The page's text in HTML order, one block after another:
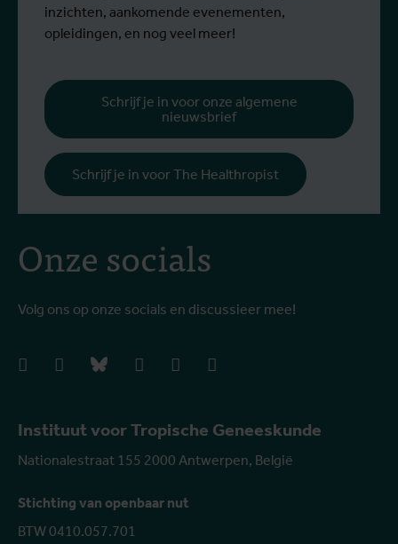
Instituut voor Tropische Geneeskunde
Nationalestraat 155 2000 Antwerpen, België
Stichting van openbaar nut
BTW 0410.057.701
Onze socials
Volg ons op onze socials en discussieer mee!
facebookinstagrambluesky linkedIn youtube
inzichten, aankomende evenementen,
opleidingen, en nog veel meer!
Schrijf je in voor onze algemene
nieuwsbrief
Schrijf je in voor The Healthropist